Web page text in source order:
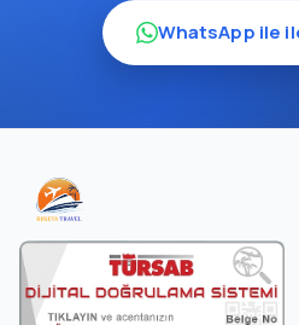
WhatsApp ile